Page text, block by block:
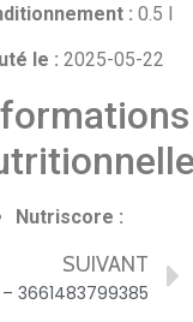
: 0.5 l
le : 2025-05-22
Nutriscore :
SUIVANT
3661483799385